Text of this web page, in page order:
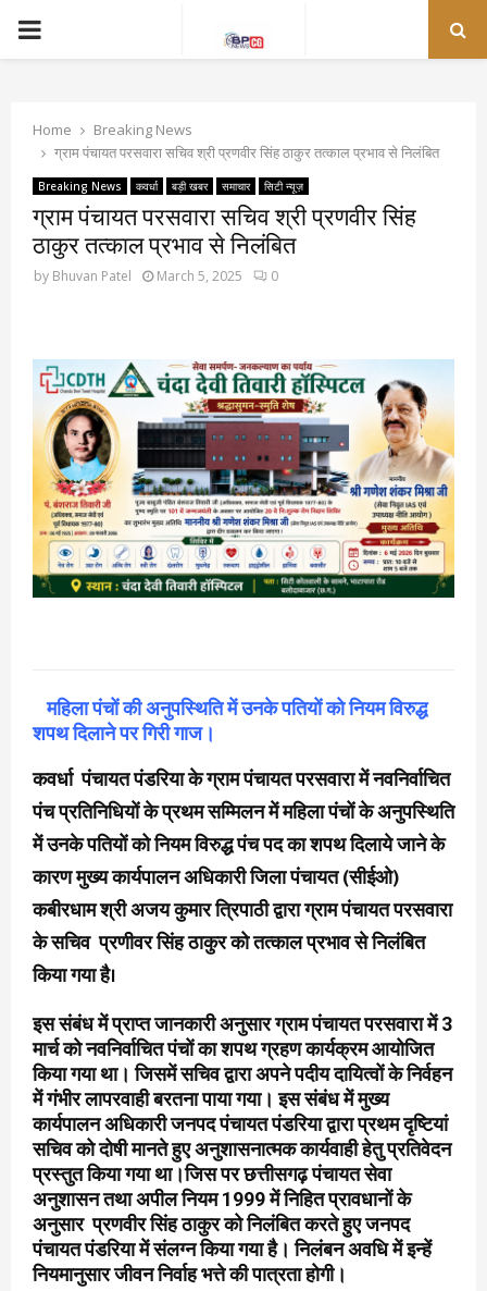
PRIMARY
Home
Breaking News
ग्राम पंचायत परसवारा सचिव श्री प्रणवीर सिंह ठाकुर तत्काल प्रभाव से निलंबित
Breaking News कवर्धा बड़ी खबर समाचार सिटी न्यूज़
ग्राम पंचायत परसवारा सचिव श्री प्रणवीर सिंह
ठाकुर तत्काल प्रभाव से निलंबित
by Bhuvan Patel March 5, 2025 0
महिला पंचों की अनुपस्थिति में उनके पतियों को नियम विरुद्ध
शपथ दिलाने पर गिरी गाज।
कवर्धा पंचायत पंडरिया के ग्राम पंचायत परसवारा में नवनिर्वाचित
पंच प्रतिनिधियों के प्रथम सम्मिलन में महिला पंचों के अनुपस्थिति
में उनके पतियों को नियम विरुद्ध पंच पद का शपथ दिलाये जाने के
कारण मुख्य कार्यपालन अधिकारी जिला पंचायत (सीईओ)
कबीरधाम श्री अजय कुमार त्रिपाठी द्वारा ग्राम पंचायत परसवारा
के सचिव प्रणीवर सिंह ठाकुर को तत्काल प्रभाव से निलंबित
किया गया है।
इस संबंध में प्राप्त जानकारी अनुसार ग्राम पंचायत परसवारा में 3
मार्च को नवनिर्वाचित पंचों का शपथ ग्रहण कार्यक्रम आयोजित
किया गया था। जिसमें सचिव द्वारा अपने पदीय दायित्वों के निर्वहन
में गंभीर लापरवाही बरतना पाया गया। इस संबंध में मुख्य
कार्यपालन अधिकारी जनपद पंचायत पंडरिया द्वारा प्रथम दृष्टियां
सचिव को दोषी मानते हुए अनुशासनात्मक कार्यवाही हेतु प्रतिवेदन
प्रस्तुत किया गया था।जिस पर छत्तीसगढ़ पंचायत सेवा
अनुशासन तथा अपील नियम 1999 में निहित प्रावधानों के
अनुसार प्रणवीर सिंह ठाकुर को निलंबित करते हुए जनपद
पंचायत पंडरिया में संलग्न किया गया है। निलंबन अवधि में इन्हें
नियमानुसार जीवन निर्वाह भत्ते की पात्रता होगी।